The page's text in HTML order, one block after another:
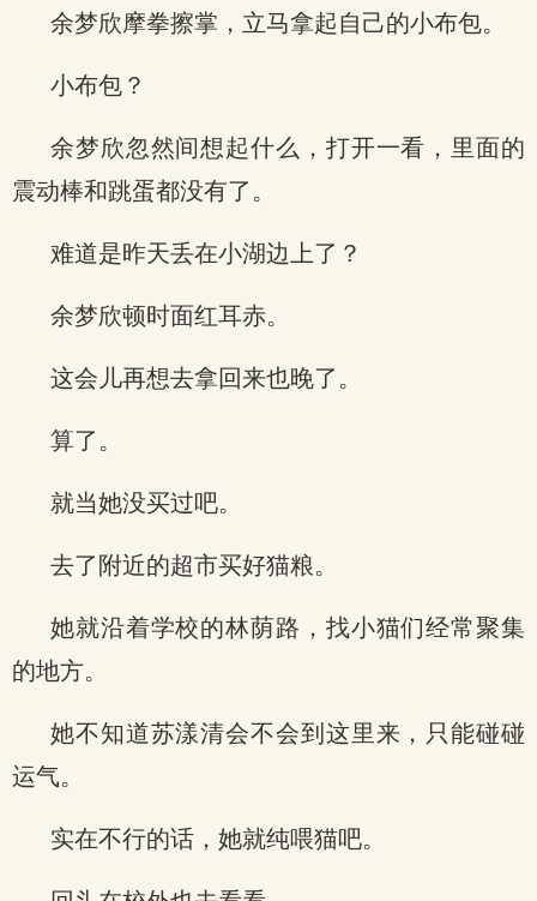
余梦欣摩拳擦掌，立马拿起自己的小布包。
小布包？
余梦欣忽然间想起什么，打开一看，里面的
震动棒和跳蛋都没有了。
难道是昨天丢在小湖边上了？
余梦欣顿时面红耳赤。
这会儿再想去拿回来也晚了。
算了。
就当她没买过吧。
去了附近的超市买好猫粮。
她就沿着学校的林荫路，找小猫们经常聚集
的地方。
她不知道苏漾清会不会到这里来，只能碰碰
运气。
实在不行的话，她就纯喂猫吧。